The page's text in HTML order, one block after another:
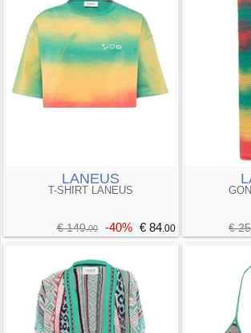
LANEUS
T-SHIRT LANEUS
€ 140.00 -40% € 84.00 €